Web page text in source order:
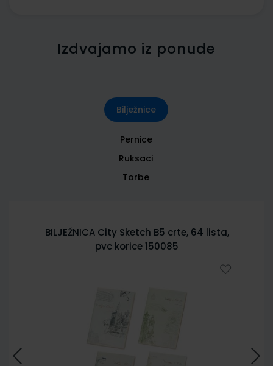
Izdvajamo iz ponude
Bilježnice
Pernice
Ruksaci
Torbe
BILJEŽNICA City Sketch B5 crte, 64 lista,
pvc korice 150085